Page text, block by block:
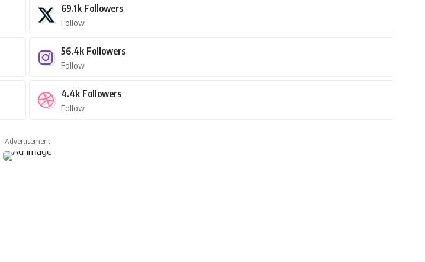
69.1k Followers
Follow
56.4k Followers
Follow
4.4k Followers
Follow
- Advertisement -